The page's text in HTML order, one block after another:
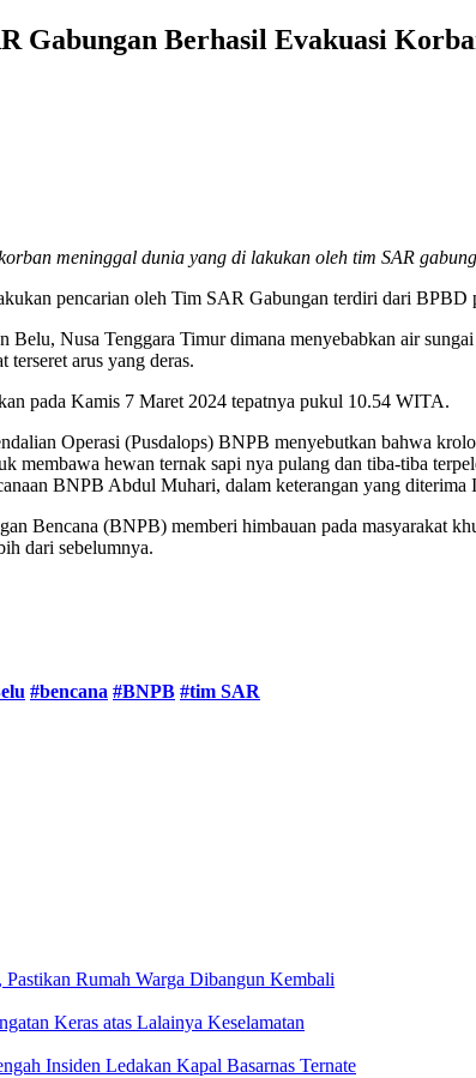
Gabungan Berhasil Evakuasi
meninggal dunia yang di lakukan oleh tim SAR
pencarian oleh Tim SAR Gabungan terdiri dari
Belu, Nusa Tenggara Timur dimana menyebabkan air
arus yang deras.
pada Kamis 7 Maret 2024 tepatnya pukul 10.54 WITA.
Operasi (Pusdalops) BNPB menyebutkan bahwa
membawa hewan ternak sapi nya pulang dan tiba-tiba
BNPB Abdul Muhari, dalam keterangan yang diterima
Bencana (BNPB) memberi himbauan pada masyarakat
dari sebelumnya.
#bencana #BNPB #tim SAR
Rumah Warga Dibangun Kembali
Keras atas Lalainya Keselamatan
Insiden Ledakan Kapal Basarnas Ternate